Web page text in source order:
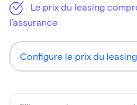
Le prix du leasing
l’assurance
Configure le prix du